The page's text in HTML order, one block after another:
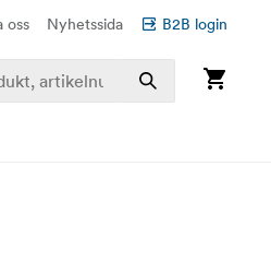
oss Nyhetssida B2B login